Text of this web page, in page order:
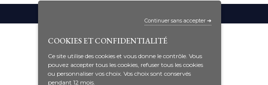
Continuer sans accepter ➔
COOKIES ET CONFIDENTIALITÉ
Ce site utilise des cookies et vous donne le contrôle. Vous
pouvez accepter tous les cookies, refuser tous les cookies
ou personnaliser vos choix. Vos choix sont conservés
pendant 12 mois.